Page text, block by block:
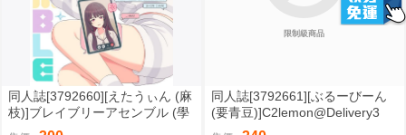
同人誌[3792660][えたうぃん (麻
枝)]ブレイブリーアセンブル (學
園偶像大師)
限制級商品
同人誌[3792661][ぶるーびーん
(要青豆)]C2lemon@Delivery3
(反叛的魯路修)